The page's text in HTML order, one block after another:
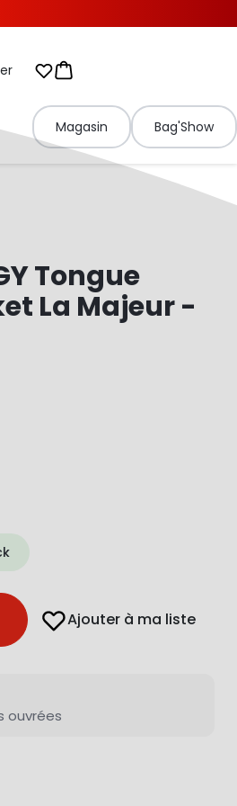
Mes listes d'envies
Panier
Magasin Bag'Show
Tongue
La Majeur -
Ajouter à ma liste
ouvrées